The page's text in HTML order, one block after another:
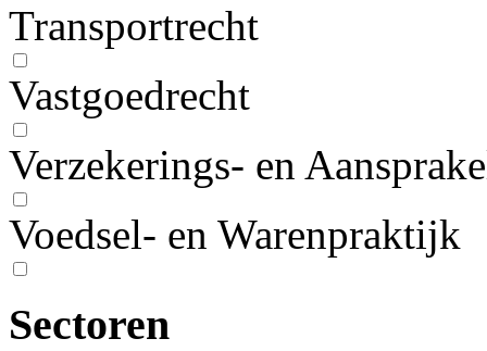
Transportrecht
Vastgoedrecht
Verzekerings- en
Voedsel- en Warenpraktijk
Sectoren